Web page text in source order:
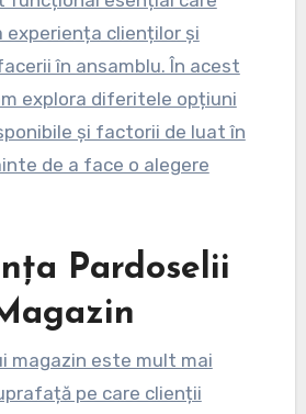
clienților și
în ansamblu. În acest
explora diferitele opțiuni
și factorii de luat în
de a face o alegere
Pardoselii
magazin este mult mai
pe care clienții